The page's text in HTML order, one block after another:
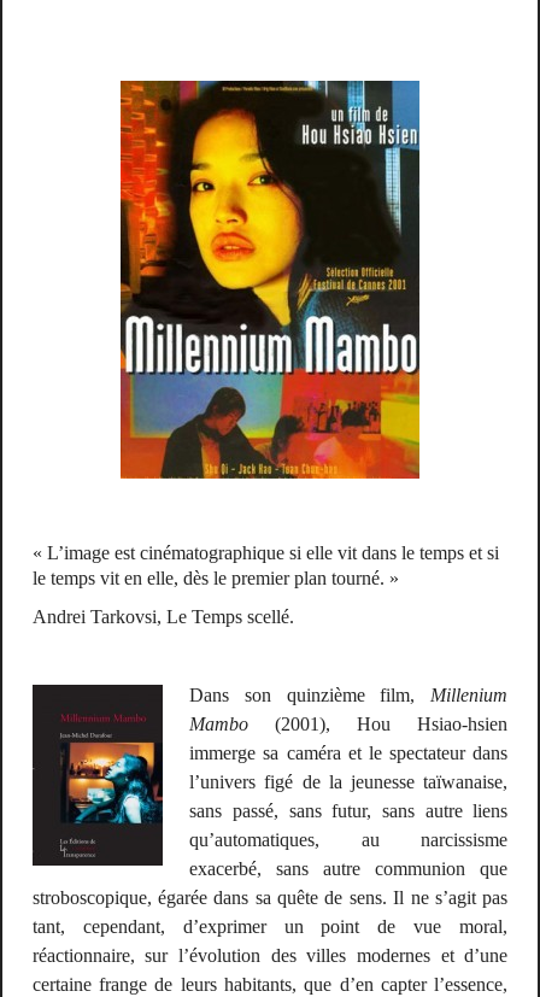
« L’image est cinématographique si elle vit dans le temps et si
le temps vit en elle, dès le premier plan tourné. »
Andrei Tarkovsi, Le Temps scellé.
Dans son quinzième film, Millenium
Mambo (2001), Hou Hsiao-hsien
immerge sa caméra et le spectateur dans
l’univers figé de la jeunesse taïwanaise,
sans passé, sans futur, sans autre liens
qu’automatiques, au narcissisme
exacerbé, sans autre communion que
stroboscopique, égarée dans sa quête de sens. Il ne s’agit pas
tant, cependant, d’exprimer un point de vue moral,
réactionnaire, sur l’évolution des villes modernes et d’une
certaine frange de leurs habitants, que d’en capter l’essence,